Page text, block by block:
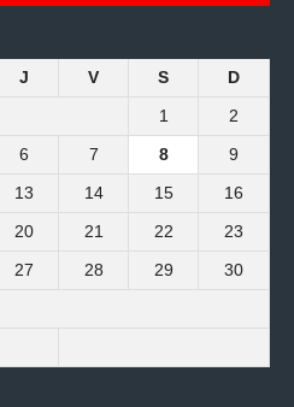
J V S D
1
2
6 7 8
9
13 14 15
16
20 21 22
23
27 28 29
30